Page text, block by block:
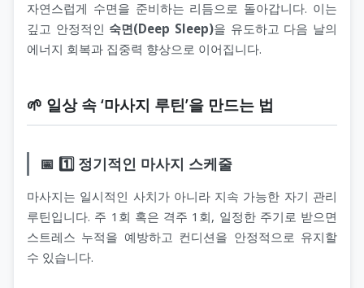
자연스럽게 수면을 준비하는 리듬으로 돌아갑니다. 이는
깊고 안정적인 숙면(Deep Sleep)을 유도하고 다음 날의
에너지 회복과 집중력 향상으로 이어집니다.
🌱 일상 속 ‘마사지 루틴’을 만드는 법
📅 1️⃣ 정기적인 마사지 스케줄
마사지는 일시적인 사치가 아니라 지속 가능한 자기 관리
루틴입니다. 주 1회 혹은 격주 1회, 일정한 주기로 받으면
스트레스 누적을 예방하고 컨디션을 안정적으로 유지할
수 있습니다.